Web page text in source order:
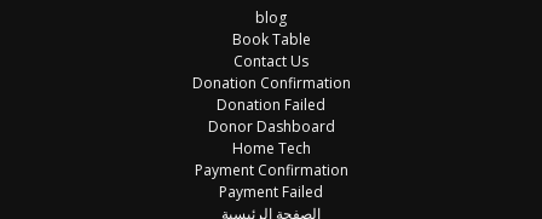
blog
Book Table
Contact Us
Donation Confirmation
Donation Failed
Donor Dashboard
Home Tech
Payment Confirmation
Payment Failed
الصفحة الرئيسية